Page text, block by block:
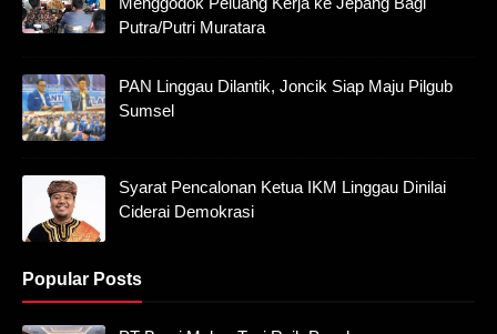
Putra/Putri Muratara
PAN Linggau Dilantik, Joncik Siap Maju Pilgub
Sumsel
Syarat Pencalonan Ketua IKM Linggau Dinilai
Ciderai Demokrasi
Popular Posts